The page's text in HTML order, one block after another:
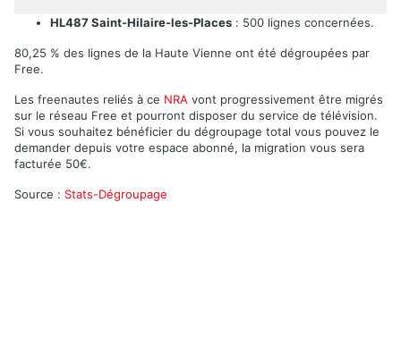
HL487 Saint-Hilaire-les-Places : 500 lignes concernées.
80,25 % des lignes de la Haute Vienne ont été dégroupées par
Free.
Les freenautes reliés à ce NRA vont progressivement être migrés
sur le réseau Free et pourront disposer du service de télévision.
Si vous souhaitez bénéficier du dégroupage total vous pouvez le
demander depuis votre espace abonné, la migration vous sera
facturée 50€.
Source : Stats-Dégroupage